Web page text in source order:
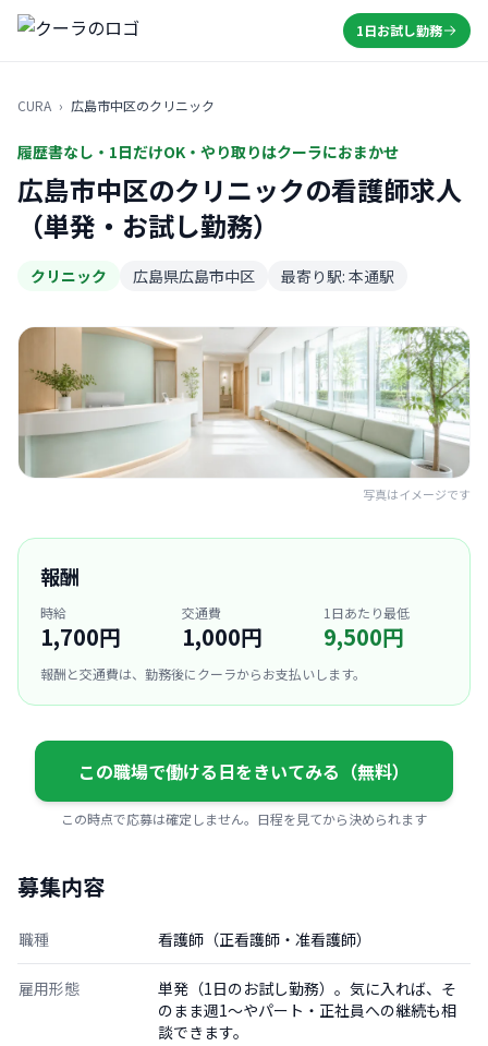
1日お試し勤務
CURA › 広島市中区のクリニック
履歴書なし・1日だけOK・やり取りはクーラにおまかせ
広島市中区のクリニックの看護師求人
（単発・お試し勤務）
クリニック 広島県広島市中区 最寄り駅: 本通駅
写真はイメージです
報酬
時給
1,700円
交通費
1,000円
1日あたり最低
9,500円
報酬と交通費は、勤務後にクーラからお支払いします。
この職場で働ける日をきいてみる（無料）
この時点で応募は確定しません。日程を見てから決められます
募集内容
職種 看護師（正看護師・准看護師）
雇用形態
単発（1日のお試し勤務）。気に入れば、そ
のまま週1〜やパート・正社員への継続も相
談できます。